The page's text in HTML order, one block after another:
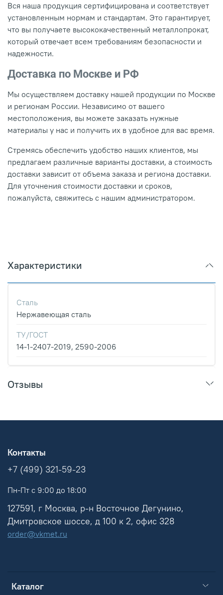
Вся наша продукция сертифицирована и соответствует
установленным нормам и стандартам. Это гарантирует,
что вы получаете высококачественный металлопрокат,
который отвечает всем требованиям безопасности и
надежности.
Доставка по Москве и РФ
Мы осуществляем доставку нашей продукции по Москве
и регионам России. Независимо от вашего
местоположения, вы можете заказать нужные
материалы у нас и получить их в удобное для вас время.
Стремясь обеспечить удобство наших клиентов, мы
предлагаем различные варианты доставки, а стоимость
доставки зависит от объема заказа и региона доставки.
Для уточнения стоимости доставки и сроков,
пожалуйста, свяжитесь с нашим администратором.
Характеристики
Сталь
Нержавеющая сталь
ТУ/ГОСТ
14-1-2407-2019, 2590-2006
Отзывы
Каталог
Контакты
+7 (499) 321-59-23
Пн-Пт с 9:00 до 18:00
127591, г Москва, р-н Восточное Дегунино,
Дмитровское шоссе, д 100 к 2, офис 328
order@vkmet.ru